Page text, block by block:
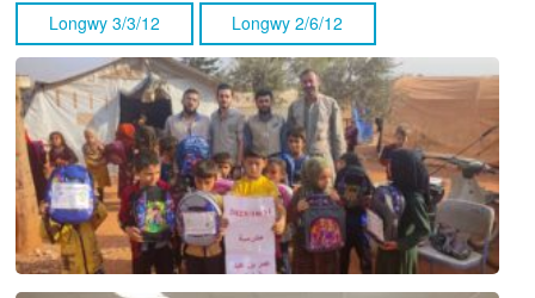
Longwy 3/3/12 Longwy 2/6/12